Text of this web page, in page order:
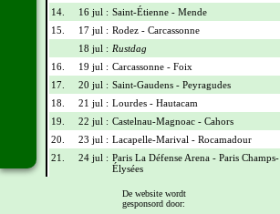
14.
16 jul : Saint-Étienne - Mende
15.
17 jul : Rodez - Carcassonne
18 jul : Rustdag
16.
19 jul : Carcassonne - Foix
17.
20 jul : Saint-Gaudens - Peyragudes
18.
21 jul : Lourdes - Hautacam
19.
22 jul : Castelnau-Magnoac - Cahors
20.
23 jul : Lacapelle-Marival - Rocamadour
21.
24 jul : Paris La Défense Arena - Paris Champs-
Élysées
Wielrennerslijst
De website wordt
gesponsord door: